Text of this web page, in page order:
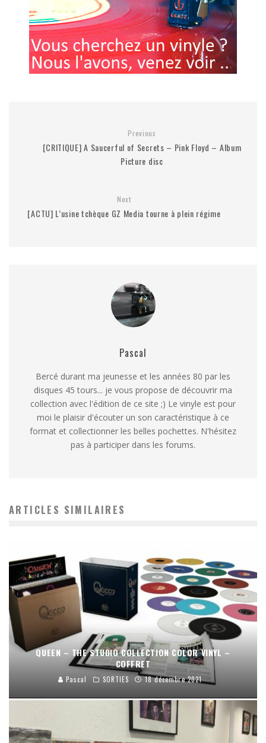
Previous
[CRITIQUE] A Saucerful of Secrets – Pink Floyd – Album
Picture disc
Next
[ACTU] L’usine tchèque GZ Media tourne à plein régime
Pascal
Bercé durant ma jeunesse et les années 80 par les
disques 45 tours... je vous propose de découvrir ma
collection avec l'édition de ce site ;) Le vinyle est pour
moi le plaisir d'écouter un son caractéristique à ce
format et collectionner les belles pochettes. N'hésitez
pas à participer dans les forums.
ARTICLES SIMILAIRES
QUEEN – THE STUDIO COLLECTION COLOR VINYL –
COFFRET
Pascal SORTIES 18 décembre 2021